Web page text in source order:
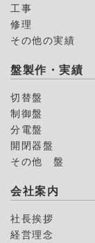
工事
修理
その他の実績
盤製作・実績
切替盤
制御盤
分電盤
開閉器盤
その他 盤
会社案内
社長挨拶
経営理念